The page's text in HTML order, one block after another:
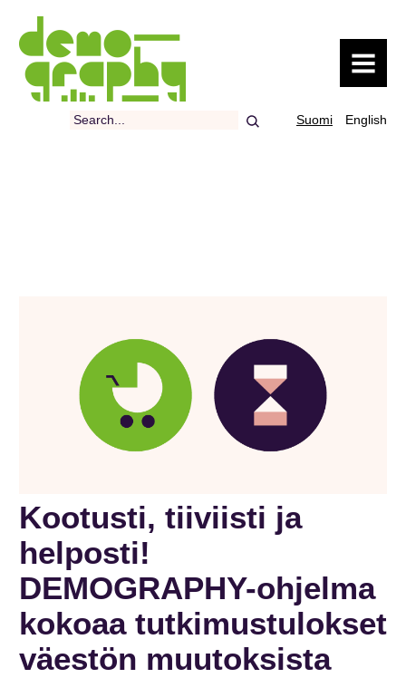
MENU
Search Suomi English
Kootusti, tiiviisti ja
helposti!
DEMOGRAPHY-ohjelma
kokoaa tutkimustulokset
väestön muutoksista